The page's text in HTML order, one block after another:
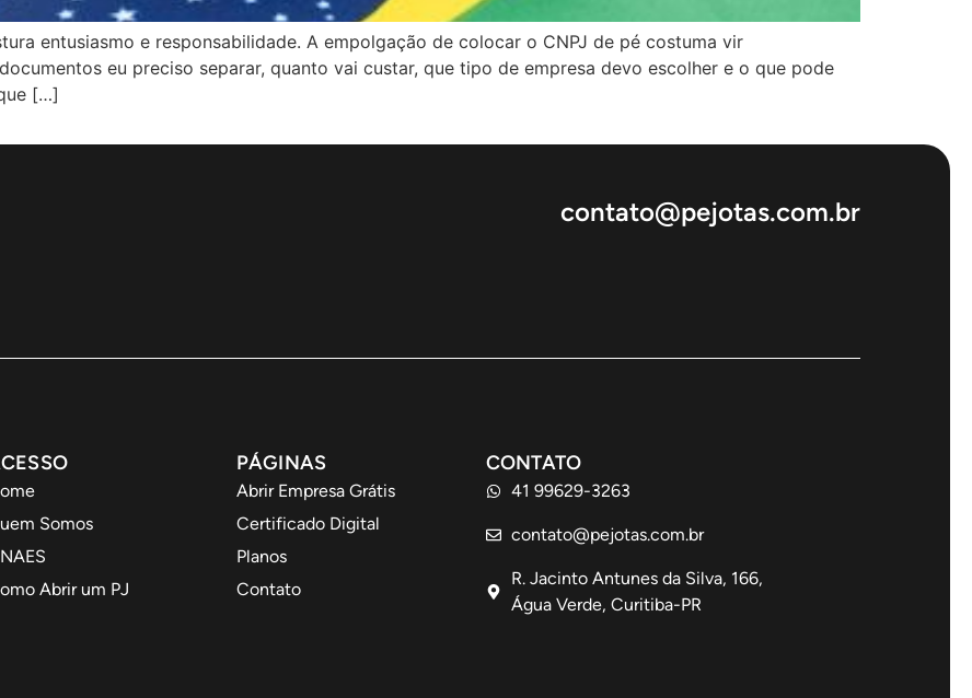
entusiasmo e responsabilidade. A empolgação de colocar o CNPJ de pé costuma vir
eu preciso separar, quanto vai custar, que tipo de empresa devo escolher e o que pode
[…]
contato@pejotas.com.br
Somos
Abrir um PJ
PÁGINAS
Abrir Empresa Grátis
Certificado Digital
Planos
Contato
CONTATO
41 99629-3263
contato@pejotas.com.br
R. Jacinto Antunes da Silva, 166,
Água Verde, Curitiba-PR